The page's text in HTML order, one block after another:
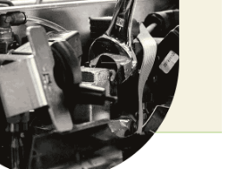
phê Winci đúng
chuẩn
27/02/2026